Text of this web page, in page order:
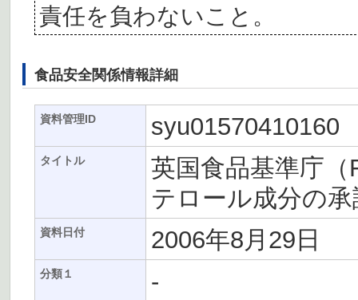
責任を負わないこと。
食品安全関係情報詳細
資料管理ID syu01570410160
タイトル
英国食品基準庁
テロール成分の
資料日付 2006年8月29日
分類１ -